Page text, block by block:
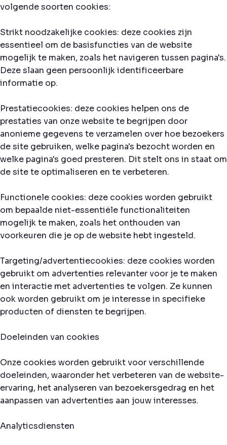
volgende soorten cookies:
Strikt noodzakelijke cookies: deze cookies zijn
essentieel om de basisfuncties van de website
mogelijk te maken, zoals het navigeren tussen pagina's.
Deze slaan geen persoonlijk identificeerbare
informatie op.
Prestatiecookies: deze cookies helpen ons de
prestaties van onze website te begrijpen door
anonieme gegevens te verzamelen over hoe bezoekers
de site gebruiken, welke pagina's bezocht worden en
welke pagina's goed presteren. Dit stelt ons in staat om
de site te optimaliseren en te verbeteren.
Functionele cookies: deze cookies worden gebruikt
om bepaalde niet-essentiële functionaliteiten
mogelijk te maken, zoals het onthouden van
voorkeuren die je op de website hebt ingesteld.
Targeting/advertentiecookies: deze cookies worden
gebruikt om advertenties relevanter voor je te maken
en interactie met advertenties te volgen. Ze kunnen
ook worden gebruikt om je interesse in specifieke
producten of diensten te begrijpen.
Doeleinden van cookies
Onze cookies worden gebruikt voor verschillende
doeleinden, waaronder het verbeteren van de website-
ervaring, het analyseren van bezoekersgedrag en het
aanpassen van advertenties aan jouw interesses.
Analyticsdiensten